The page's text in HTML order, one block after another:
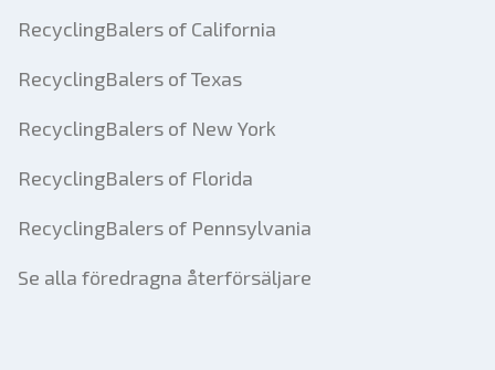
RecyclingBalers of California
RecyclingBalers of Texas
RecyclingBalers of New York
RecyclingBalers of Florida
RecyclingBalers of Pennsylvania
Se alla föredragna återförsäljare